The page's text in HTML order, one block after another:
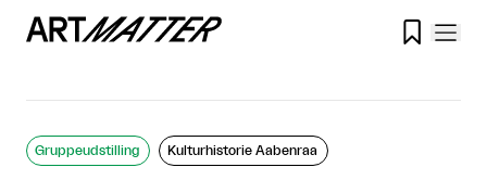

Gruppeudstilling Kulturhistorie Aabenraa